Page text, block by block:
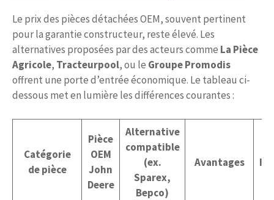
Le prix des pièces détachées OEM, souvent pertinent
pour la garantie constructeur, reste élevé. Les
alternatives proposées par des acteurs comme La Pièce
Agricole, Tracteurpool, ou le Groupe Promodis
offrent une porte d’entrée économique. Le tableau ci-
dessous met en lumière les différences courantes :
Catégorie
de pièce
Pièce
OEM
John
Deere
Alternative
compatible
(ex.
Sparex,
Bepco)
Avantages